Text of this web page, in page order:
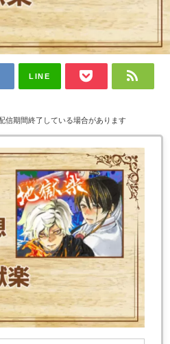
LINE
信期間終了している場合があります